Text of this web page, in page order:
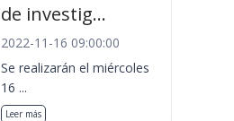
de investig...
2022-11-16 09:00:00
Se realizarán el miércoles
16 ...
Leer más